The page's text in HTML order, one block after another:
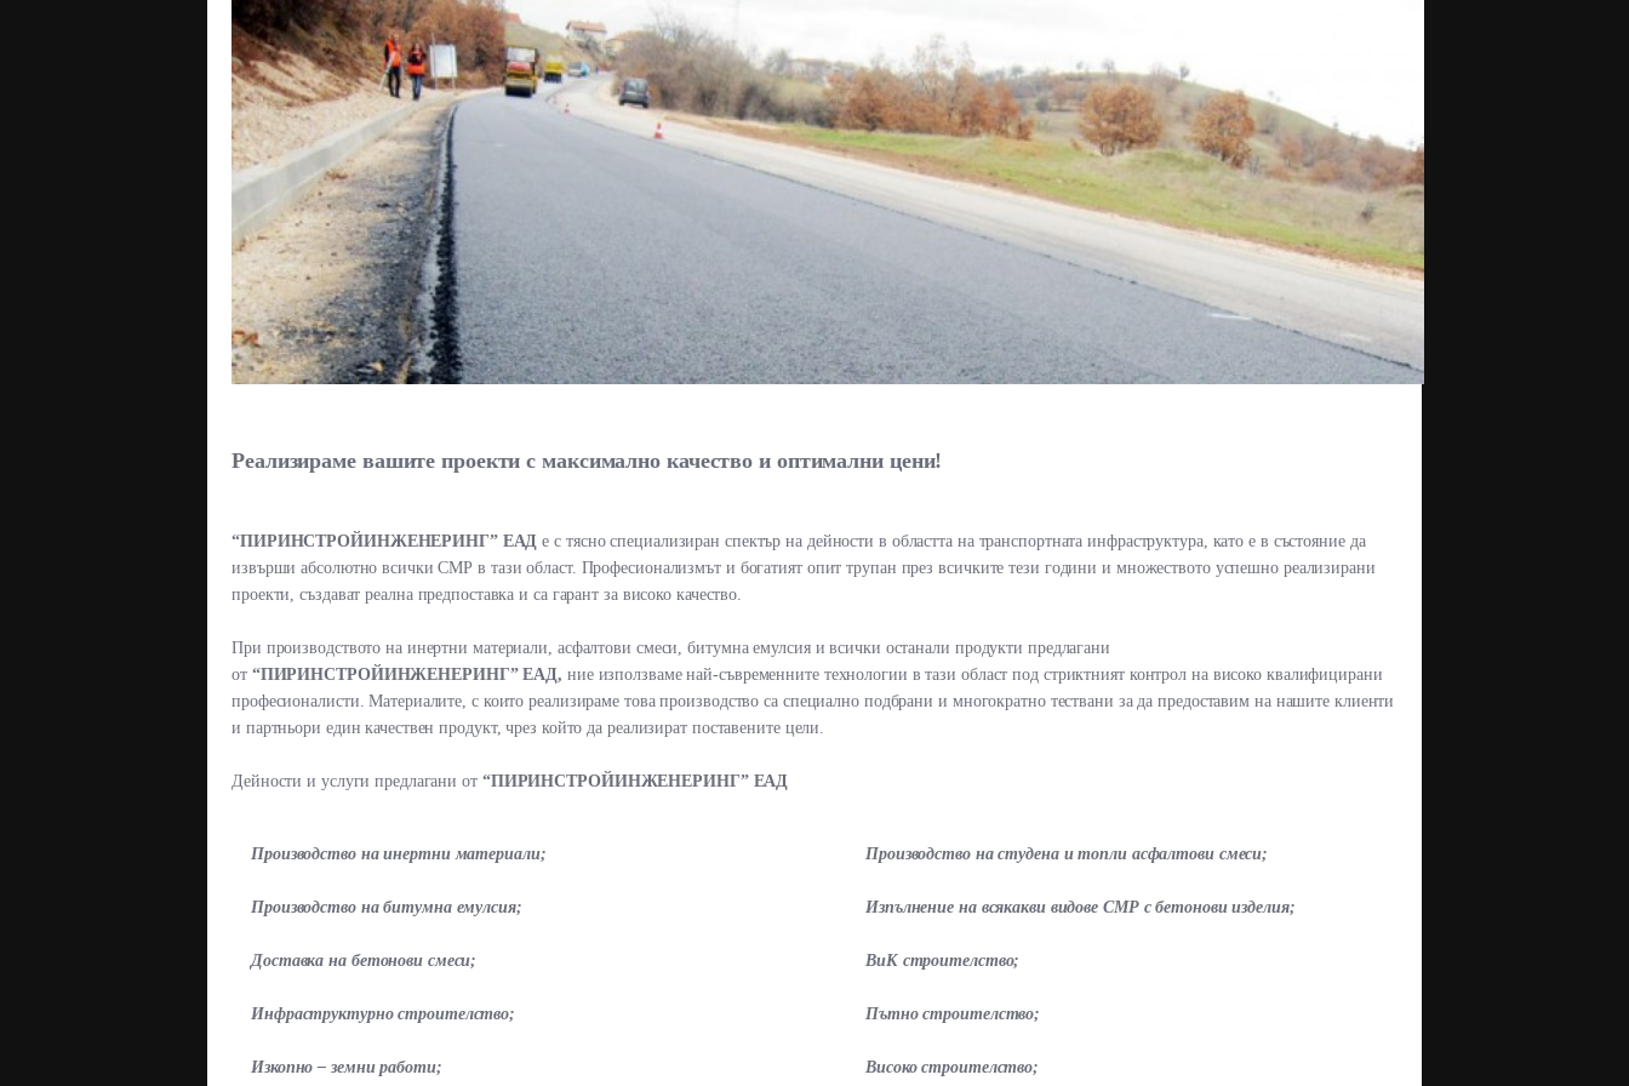
Реализираме вашите проекти с максимално качество и оптимални цени!
“ПИРИНСТРОЙИНЖЕНЕРИНГ” ЕАД е с тясно специализиран спектър на дейности в областта на транспортната инфраструктура, като е в състояние да
извърши абсолютно всички СМР в тази област. Професионализмът и богатият опит трупан през всичките тези години и множеството успешно реализирани
проекти, създават реална предпоставка и са гарант за високо качество.
При производството на инертни материали, асфалтови смеси, битумна емулсия и всички останали продукти предлагани
от “ПИРИНСТРОЙИНЖЕНЕРИНГ” ЕАД, ние използваме най-съвременните технологии в тази област под стриктният контрол на високо квалифицирани
професионалисти. Материалите, с които реализираме това производство са специално подбрани и многократно тествани за да предоставим на нашите клиенти
и партньори един качествен продукт, чрез който да реализират поставените цели.
Дейности и услуги предлагани от “ПИРИНСТРОЙИНЖЕНЕРИНГ” ЕАД
Производство на инертни материали; Производство на студена и топли асфалтови смеси;
Производство на битумна емулсия; Изпълнение на всякакви видове СМР с бетонови изделия;
Доставка на бетонови смеси; ВиК строителство;
Инфраструктурно строителство; Пътно строителство;
Изкопно – земни работи; Високо строителство;